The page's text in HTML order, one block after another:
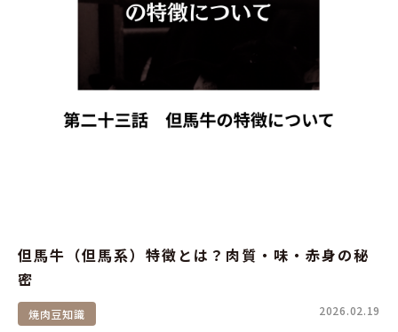
但馬牛（但馬系）特徴とは？肉質・味・赤身の秘
密
焼肉豆知識 2026.02.19